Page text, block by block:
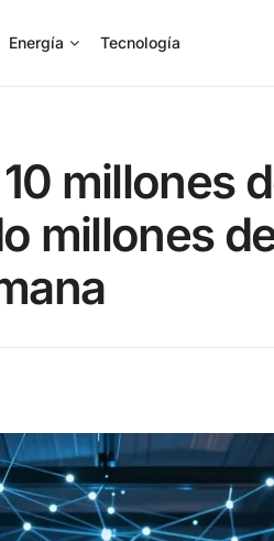
Energía Tecnología
millones
millones